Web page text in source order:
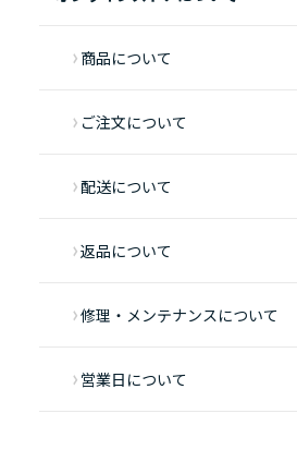
商品について
ご注文について
配送について
返品について
修理・メンテナンスについて
営業日について